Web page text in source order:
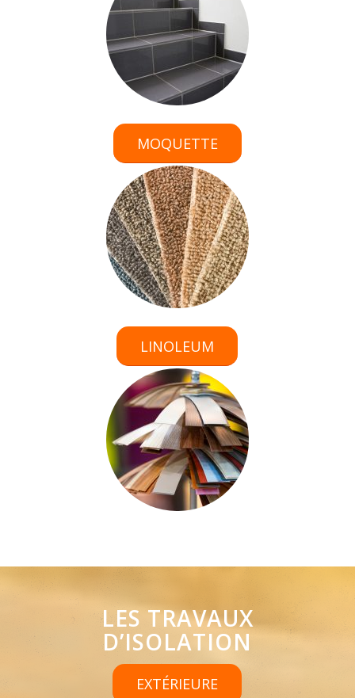
MOQUETTE
LINOLEUM
LES TRAVAUX
D’ISOLATION
EXTÉRIEURE